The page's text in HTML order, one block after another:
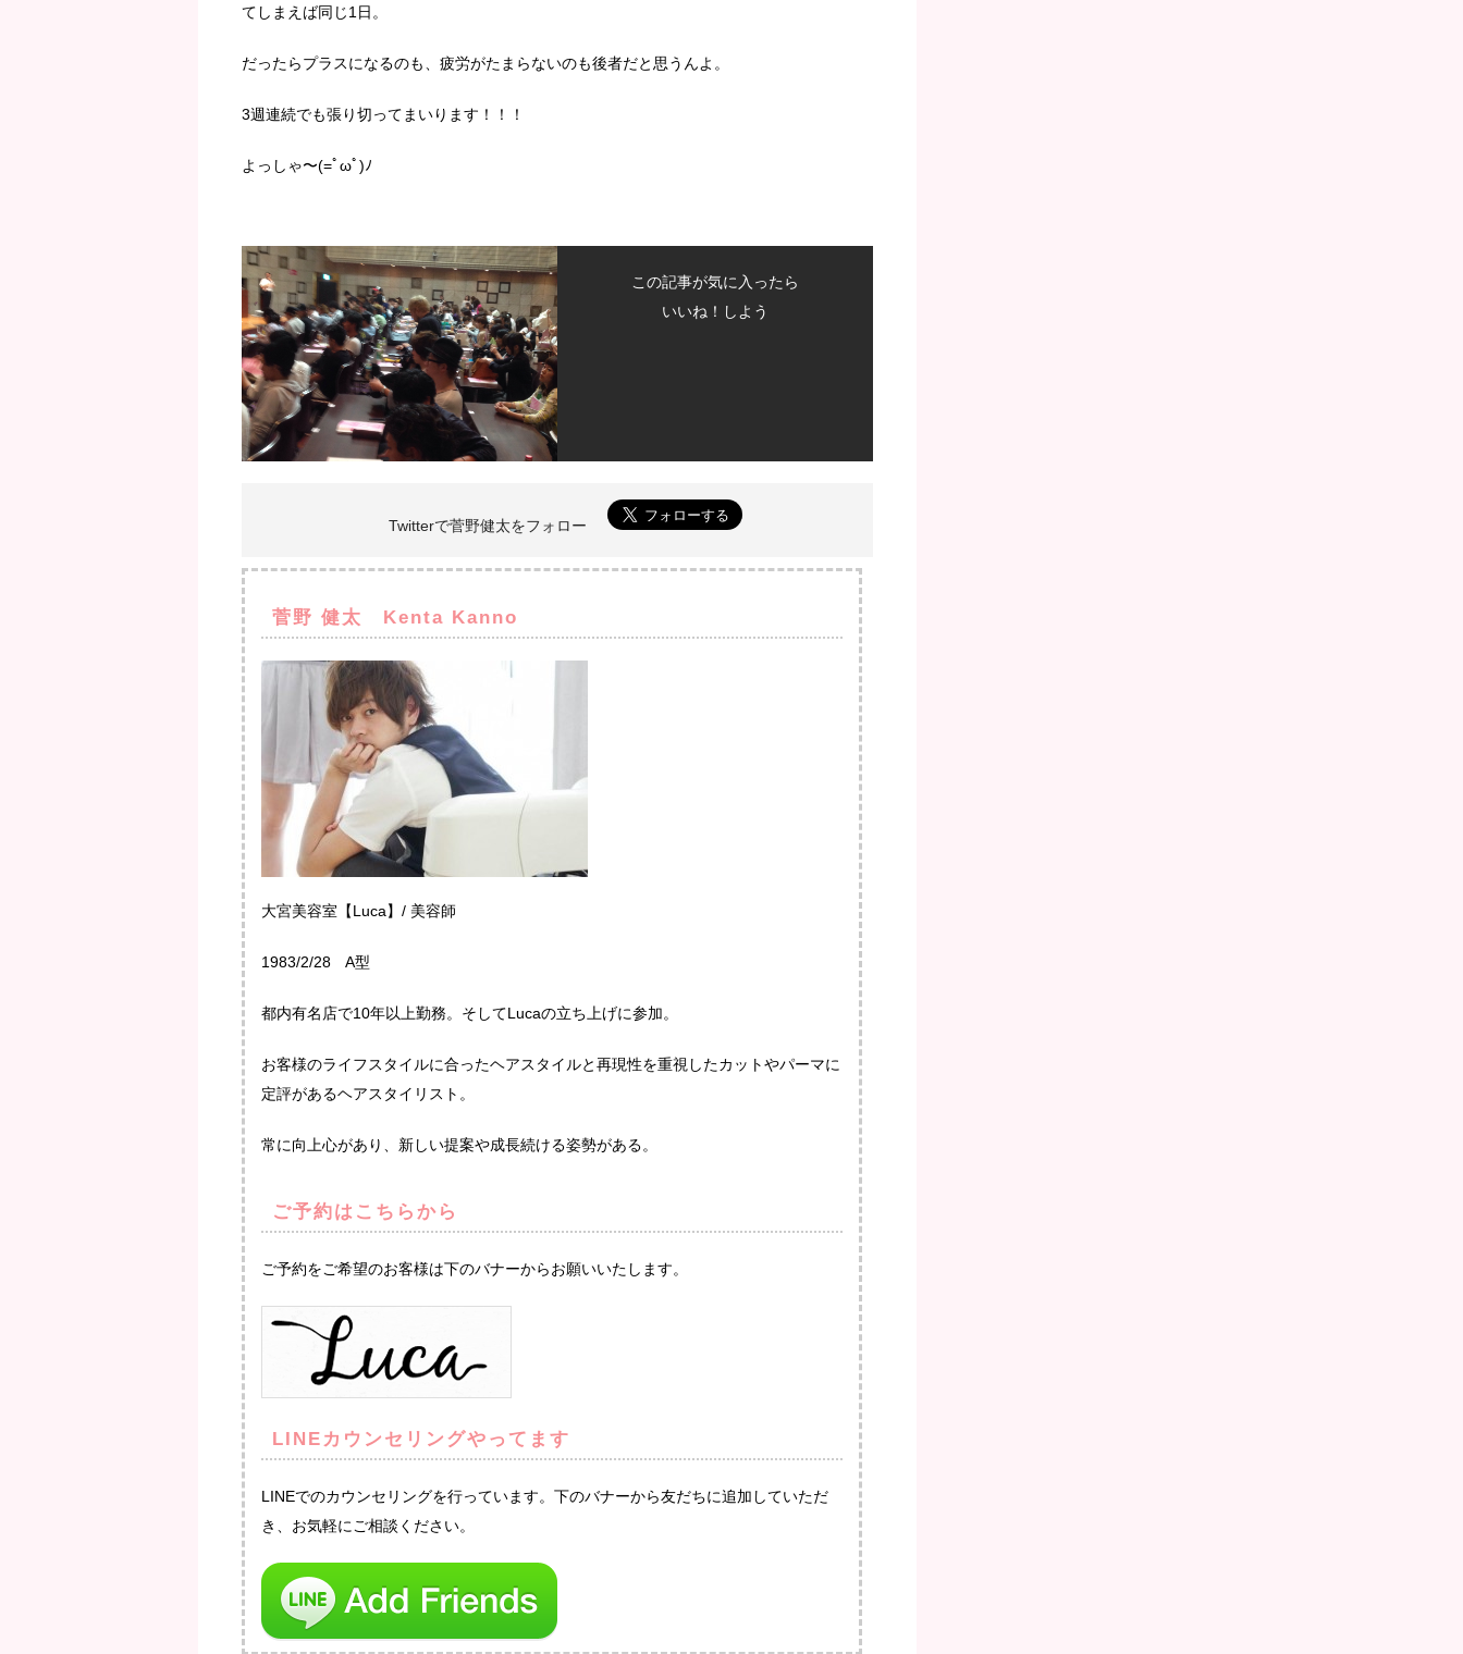
てしまえば同じ1日。
だったらプラスになるのも、疲労がたまらないのも後者だと思うんよ。
3週連続でも張り切ってまいります！！！
よっしゃ〜(=ﾟωﾟ)ﾉ
この記事が気に入ったら
いいね！しよう
Twitterで菅野健太をフォロー
菅野 健太 Kenta Kanno
大宮美容室【Luca】/ 美容師
1983/2/28 A型
都内有名店で10年以上勤務。そしてLucaの立ち上げに参加。
お客様のライフスタイルに合ったヘアスタイルと再現性を重視したカットやパーマに
定評があるヘアスタイリスト。
常に向上心があり、新しい提案や成長続ける姿勢がある。
ご予約はこちらから
ご予約をご希望のお客様は下のバナーからお願いいたします。
LINEカウンセリングやってます
LINEでのカウンセリングを行っています。下のバナーから友だちに追加していただ
き、お気軽にご相談ください。